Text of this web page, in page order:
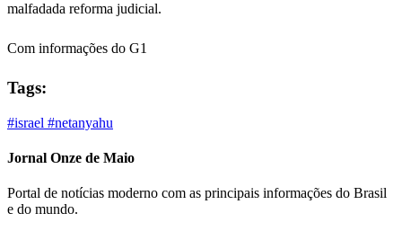
malfadada reforma judicial.
Com informações do G1
Tags:
#israel #netanyahu
Jornal Onze de Maio
Portal de notícias moderno com as principais informações do Brasil
e do mundo.